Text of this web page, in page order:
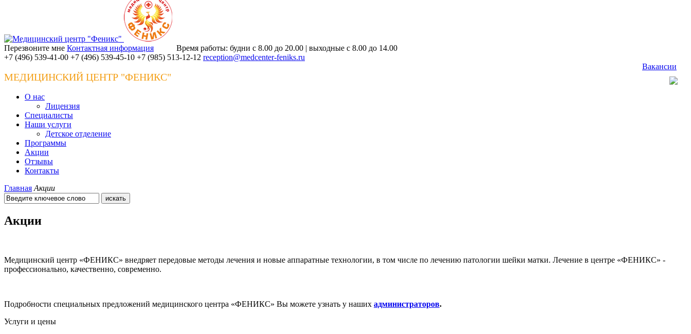
Перезвоните мне Контактная информация
Время работы: будни с 8.00 до 20.00 | выходные с 8.00 до 14.00
+7 (496) 539-41-00 +7 (496) 539-45-10 +7 (985) 513-12-12 reception@medcenter-feniks.ru
МЕДИЦИНСКИЙ ЦЕНТР "ФЕНИКС"
Вакансии
О нас
Лицензия
Специалисты
Наши услуги
Детское отделение
Программы
Акции
Отзывы
Контакты
Главная Акции
Акции
Медицинский центр «ФЕНИКС» внедряет передовые методы лечения и новые аппаратные технологии, в том числе по лечению патологии шейки матки. Лечение в центре «ФЕНИКС» -
профессионально, качественно, современно.
Подробности специальных предложений медицинского центра «ФЕНИКС» Вы можете узнать у наших администраторов.
Услуги и цены